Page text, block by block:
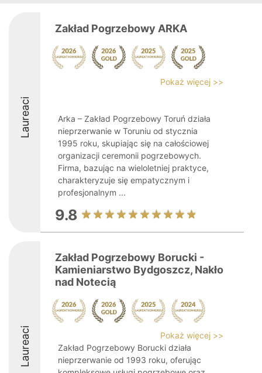
Laureaci
Zakład Pogrzebowy ARKA
Pokaż więcej >>
Arka – Zakład Pogrzebowy Toruń działa
nieprzerwanie w Toruniu od stycznia
1995 roku, skupiając się na całościowej
organizacji ceremonii pogrzebowych.
Firma, bazując na wieloletniej praktyce,
charakteryzuje się empatycznym i
profesjonalnym ...
9.8
Laureaci
Zakład Pogrzebowy Borucki -
Kamieniarstwo Bydgoszcz, Nakło
nad Notecią
Pokaż więcej >>
Zakład Pogrzebowy Borucki działa
nieprzerwanie od 1993 roku, oferując